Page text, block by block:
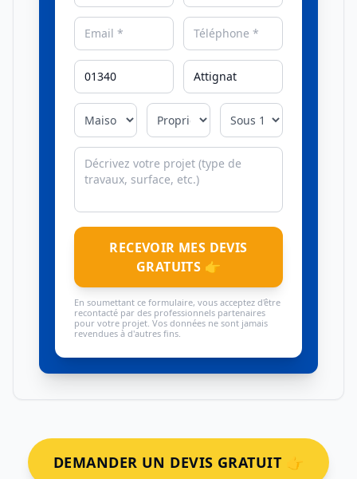
RECEVOIR MES DEVIS
GRATUITS 👉
En soumettant ce formulaire, vous acceptez d'être
recontacté par des professionnels partenaires
pour votre projet. Vos données ne sont jamais
revendues à d'autres fins.
DEMANDER UN DEVIS GRATUIT 👉